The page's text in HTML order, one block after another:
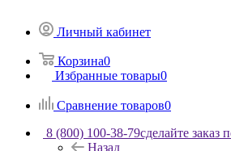
Личный кабинет
Корзина0
Избранные товары0
Сравнение товаров0
8 (800) 100-38-79сделайте заказ
Назад